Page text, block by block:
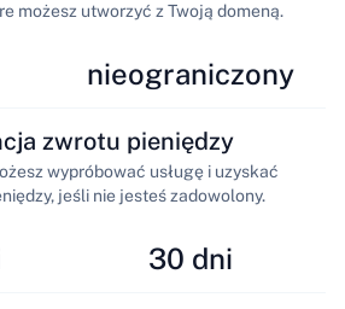
możesz utworzyć z Twoją domeną.
nieograniczony
zwrotu pieniędzy
wypróbować usługę i uzyskać
jeśli nie jesteś zadowolony.
30 dni